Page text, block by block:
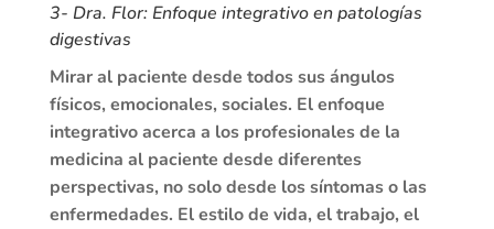
3- Dra. Flor: Enfoque integrativo en patologías
digestivas
Mirar al paciente desde todos sus ángulos
físicos, emocionales, sociales. El enfoque
integrativo acerca a los profesionales de la
medicina al paciente desde diferentes
perspectivas, no solo desde los síntomas o las
enfermedades. El estilo de vida, el trabajo, el